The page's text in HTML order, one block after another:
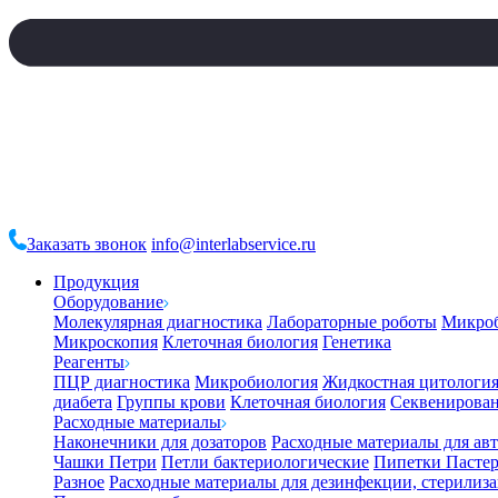
Заказать звонок info@interlabservice.ru
Продукция
Оборудование
Молекулярная диагностика Лабораторные роботы
Микроскопия Клеточная биология Генетика
Реагенты
ПЦР диагностика Микробиология Жидкостная цитология
диабета Группы крови Клеточная биология
Расходные материалы
Наконечники для дозаторов Расходные материалы для
Чашки Петри Петли бактериологические Пипетки
Разное Расходные материалы для дезинфекции,